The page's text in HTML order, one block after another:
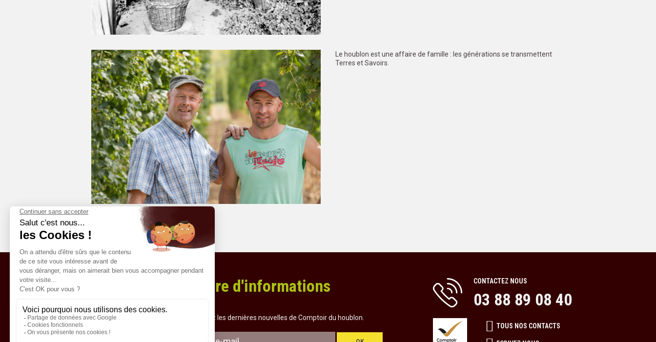
Le houblon est une affaire de famille : les générations se transmettent
Terres et Savoirs.
PAIEMENT SÉCURISÉ
Conditions de vente
Mentions légales
Lettre d'informations
Recevez les dernières nouvelles de Comptoir du houblon.
CONTACTEZ NOUS
03 88 89 08 40
TOUS NOS CONTACTS